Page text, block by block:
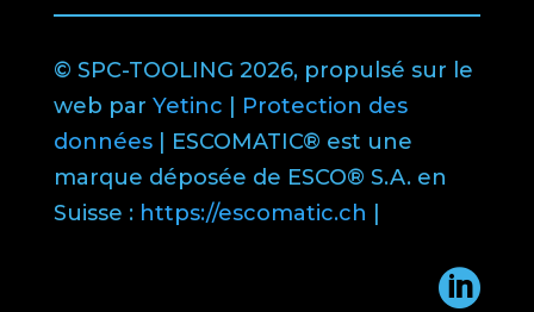
© SPC-TOOLING 2026, propulsé sur le
web par Yetinc
Protection des
données| ESCOMATIC® est une
marque déposée de ESCO® S.A. en
Suisse : https://escomatic.ch
